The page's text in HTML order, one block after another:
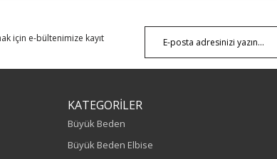
için e-bültenimize kayıt
KATEGORİLER
Büyük Beden
Büyük Beden Elbise